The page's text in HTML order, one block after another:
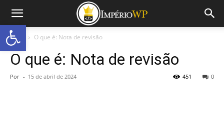
Início O que é: Nota de revisão
O que é: Nota de revisão
Por - 15 de abril de 2024 0
451
Abrir a barra de ferramentas